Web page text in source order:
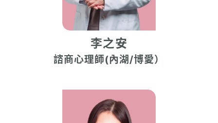
李之安
諮商心理師(內湖/博愛）